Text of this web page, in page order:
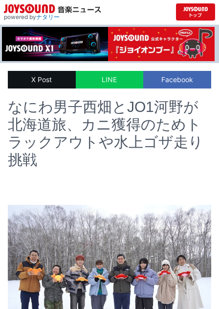
powered byナタリー
X Post LINE Facebook
なにわ男子西畑とJO1河野が
北海道旅、カニ獲得のためト
ラックアウトや水上ゴザ走り
挑戦